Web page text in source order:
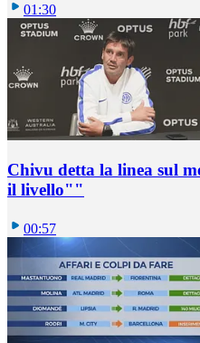
01:30
Chivu detta la linea sul
il livello""
00:57